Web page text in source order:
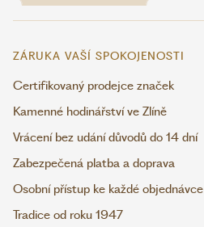
ZÁRUKA VAŠÍ SPOKOJENOSTI
Certifikovaný prodejce značek
Kamenné hodinářství ve Zlíně
Vrácení bez udání důvodů do 14 dní
Zabezpečená platba a doprava
Osobní přístup ke každé objednávce
Tradice od roku 1947